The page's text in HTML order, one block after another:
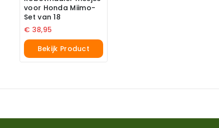
voor Honda Miimo-
Set van 18
€ 38,95
Bekijk Product